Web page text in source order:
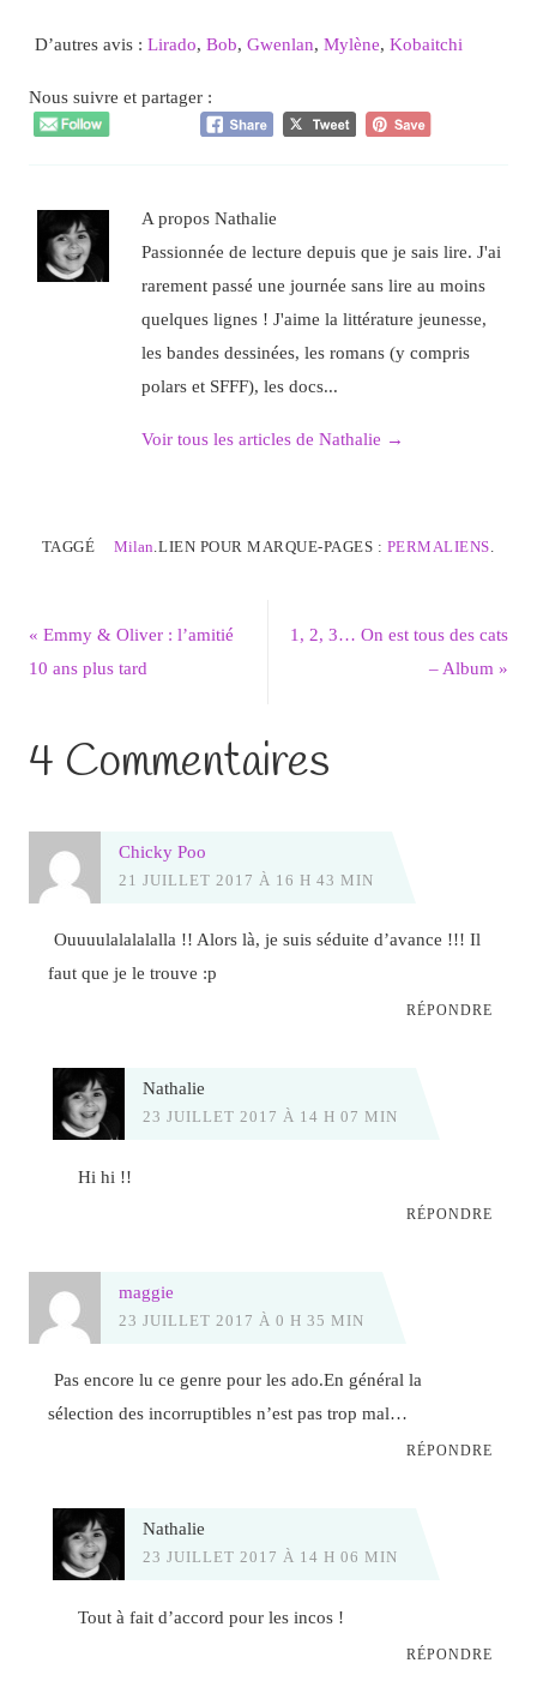
D’autres avis : Lirado, Bob, Gwenlan, Mylène, Kobaitchi
Nous suivre et partager :
A propos Nathalie
Passionnée de lecture depuis que je sais lire. J'ai
rarement passé une journée sans lire au moins
quelques lignes ! J'aime la littérature jeunesse,
les bandes dessinées, les romans (y compris
polars et SFFF), les docs...
Voir tous les articles de Nathalie →
TAGGÉ Milan.LIEN POUR MARQUE-PAGES : PERMALIENS.
« Emmy & Oliver : l’amitié
10 ans plus tard
1, 2, 3… On est tous des cats
– Album»
4 Commentaires
Chicky Poo
21 JUILLET 2017 À 16 H 43 MIN
Ouuuulalalalalla !! Alors là, je suis séduite d’avance !!! Il
faut que je le trouve :p
RÉPONDRE
Nathalie
23 JUILLET 2017 À 14 H 07 MIN
Hi hi !!
RÉPONDRE
maggie
23 JUILLET 2017 À 0 H 35 MIN
Pas encore lu ce genre pour les ado.En général la
sélection des incorruptibles n’est pas trop mal…
RÉPONDRE
Nathalie
23 JUILLET 2017 À 14 H 06 MIN
Tout à fait d’accord pour les incos !
RÉPONDRE